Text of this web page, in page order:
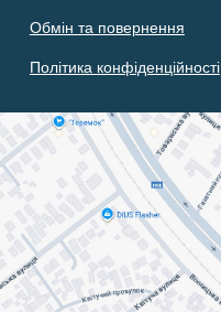
Обмін та повернення
Політика конфіденційності